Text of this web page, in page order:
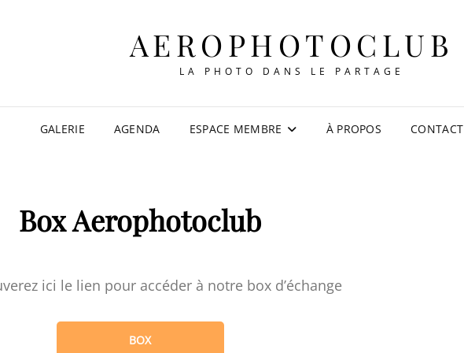
AEROPHOTOCLUB
LA PHOTO DANS LE PARTAGE
GALERIE AGENDA ESPACE MEMBRE À PROPOS CONTACT
Box Aerophotoclub
ici le lien pour accéder à notre box d’échange
BOX